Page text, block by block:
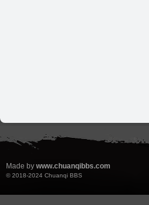
Made by www.chuanqibbs.com
© 2018-2024 Chuanqi BBS